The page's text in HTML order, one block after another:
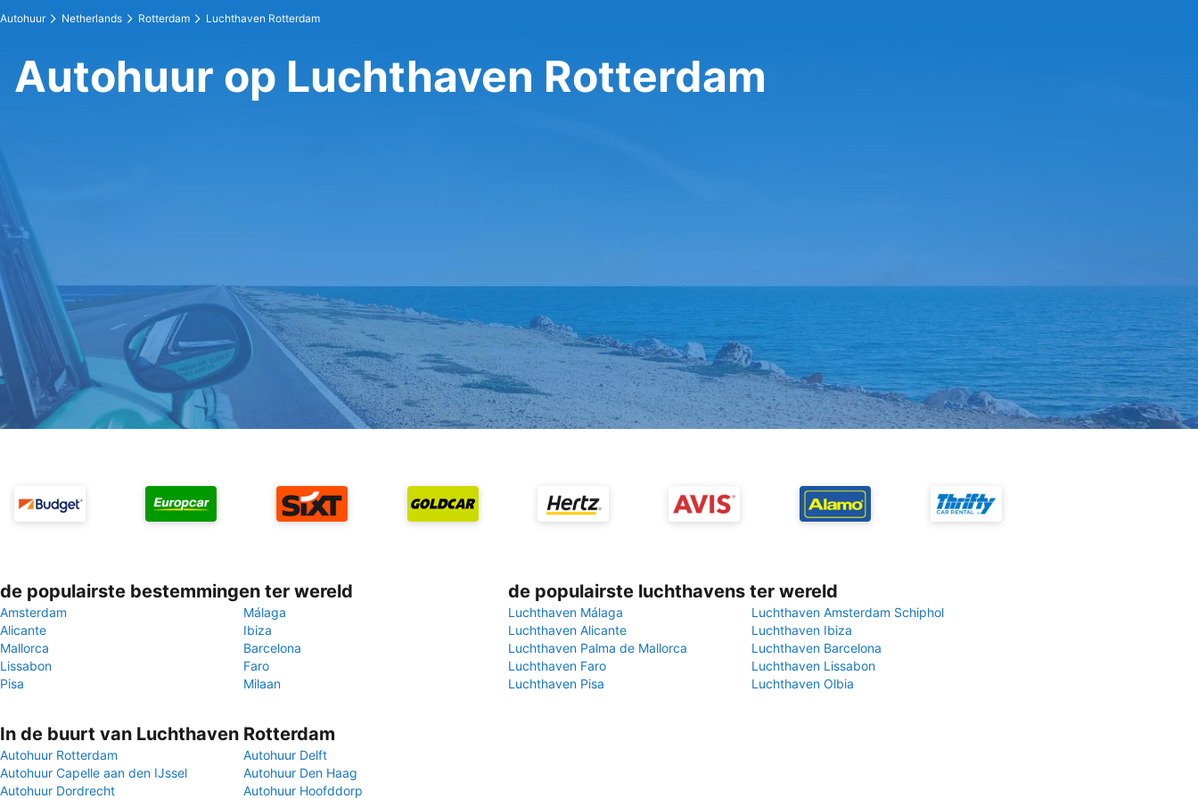
Autohuur Netherlands Rotterdam Luchthaven Rotterdam
Autohuur op Luchthaven Rotterdam
de populairste bestemmingen ter wereld
Amsterdam
Málaga
Alicante
Ibiza
Mallorca
Barcelona
Lissabon
Faro
Pisa
Milaan
de populairste luchthavens ter wereld
Luchthaven Málaga
Luchthaven Amsterdam Schiphol
Luchthaven Alicante
Luchthaven Ibiza
Luchthaven Palma de Mallorca
Luchthaven Barcelona
Luchthaven Faro
Luchthaven Lissabon
Luchthaven Pisa
Luchthaven Olbia
In de buurt van Luchthaven Rotterdam
Autohuur Rotterdam
Autohuur Delft
Autohuur Capelle aan den IJssel
Autohuur Den Haag
Autohuur Dordrecht
Autohuur Hoofddorp